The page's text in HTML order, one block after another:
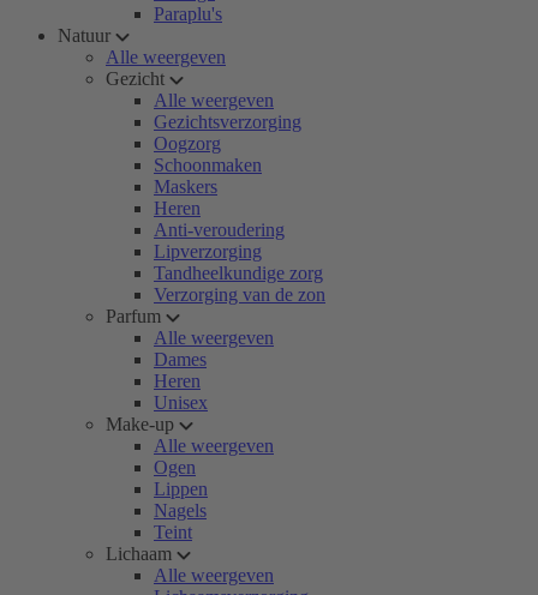
Paraplu's
Natuur
Alle weergeven
Gezicht
Alle weergeven
Gezichtsverzorging
Oogzorg
Schoonmaken
Maskers
Heren
Anti-veroudering
Lipverzorging
Tandheelkundige zorg
Verzorging van de zon
Parfum
Alle weergeven
Dames
Heren
Unisex
Make-up
Alle weergeven
Ogen
Lippen
Nagels
Teint
Lichaam
Alle weergeven